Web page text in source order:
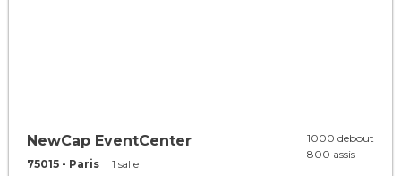
NewCap EventCenter
75015 - Paris 1 salle
1000 debout
800 assis